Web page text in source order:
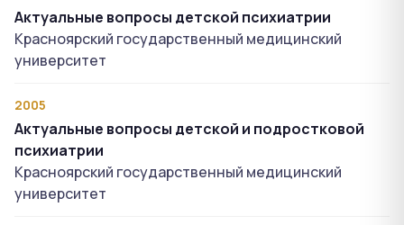
Актуальные вопросы детской психиатрии
Красноярский государственный медицинский
университет
2005
Актуальные вопросы детской и подростковой
психиатрии
Красноярский государственный медицинский
университет